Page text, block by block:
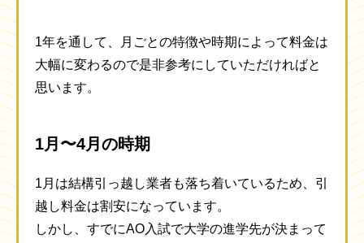
1年を通して、月ごとの特徴や時期によって料金は
大幅に変わるので是非参考にしていただければと
思います。
1月〜4月の時期
1月は結構引っ越し業者も落ち着いているため、引
越し料金は割安になっています。
しかし、すでにAO入試で大学の進学先が決まって